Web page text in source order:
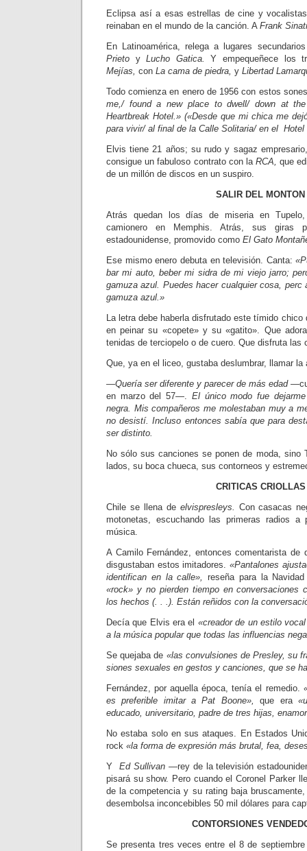
Eclipsa así a esas estrellas de cine y
rei­naban en el mundo de la canción. A Frank
En Latinoamérica, relega a lugares
Prieto yLucho Gatica.
Y empequeñece los
Mejías, con La cama de piedra, y Libertad
Todo comienza en enero de 1956 con estos
me,/ found a new place to dwell/ down at
Heartbreak Hotel.» («Desde que mi chica me
para vivir/ al final de la Calle Solitaria/ en el Hotel
Elvis tiene 21 años; su rudo y sagaz
consigue un fabuloso contrato con la RCA, que
de un millón de discos en un suspiro.
SALIR DEL MONTON
Atrás quedan los días de miseria en
camionero en Memphis. Atrás, sus giras
estadounidense, pro­movido como El Gato
Ese mismo enero debuta en televi­sión. Canta:
bar mi auto, beber mi sidra de mi viejo ja­rro;
gamuza azul. Puedes hacer cualquier cosa, perc
gamuza azul.»
La letra debe haberla disfrutado este tímido chico
en peinar su «copete» y su «gatito». Que
tenidas de terciopelo o de cuero. Que disfruta las
Que, ya en el liceo, gustaba deslum­brar, llamar la
—Quería ser diferente y parecer de más edad
en marzo del 57—. El único modo fue
negra. Mis compañeros me molestaban muy a
no desistí. Incluso entonces sabía que para
ser distinto.
No sólo sus canciones se ponen de moda,
lados, su boca chueca, sus contorneos y
CRITICAS CRIOLLAS
Chile se llena de elvispresleys. Con casacas
motonetas, escuchando las primeras radios
música.
A Camilo Fernández, entonces co­mentarista
disgustaban estos imitadores. «Pantalones
identifican en la calle», reseña para la
«rock» y no pierden tiempo en conversa­ciones
los he­chos (. . .). Están reñidos con la
Decía que Elvis era el «creador de un estilo
a la música popular que todas las influencias
Se quejaba de «las convulsiones de Presley, su
siones sexuales en gestos y canciones, que se
Fernández, por aquella época, tenía el remedio.
es preferible imitar a Pat Boone»,
que era
educado, uni­versitario, padre de tres hijas,
No estaba solo en sus ataques. En Estados
rock «la forma de expresión más brutal, fea,
Y Ed Sullivan—rey de la televisión
pisará su show. Pero cuando el Coronel Parker
de la competencia y su rating baja
de­sembolsa inconcebibles 50 mil dólares para
CONTORSIONES
Se presenta tres veces entre el 8 de